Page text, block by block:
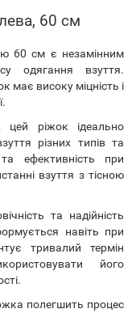
60 см
60 см є незамінним
одягання взуття.
має високу міцність і
цей ріжок ідеально
різних типів та
ефективність при
взуття з тісною
та надійність
навіть при
тривалий термін
його
полегшить процес